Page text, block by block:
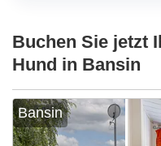
Buchen Sie jetzt
Hund in Bansin
Bansin